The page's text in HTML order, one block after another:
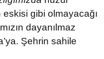
gibi olmayacağı
dayanılmaz
Şehrin sahile